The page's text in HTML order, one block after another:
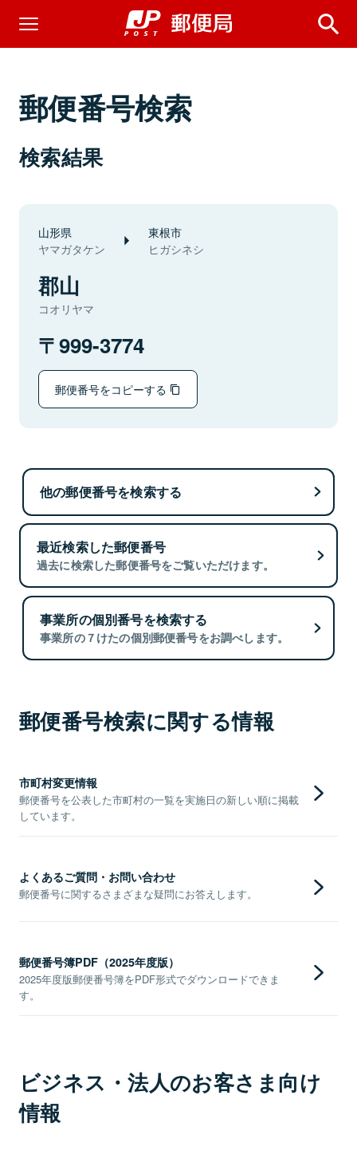
郵便番号検索
検索結果
山形県
ヤマガタケン
東根市
ヒガシネシ
郡山
コオリヤマ
999-3774
郵便番号をコピーする
他の郵便番号を検索する
最近検索した郵便番号
過去に検索した郵便番号をご覧いただけます。
事業所の個別番号を検索する
事業所の７けたの個別郵便番号をお調べします。
郵便番号検索に関する情報
市町村変更情報
郵便番号を公表した市町村の一覧を実施日の新しい順に掲載
しています。
よくあるご質問・お問い合わせ
郵便番号に関するさまざまな疑問にお答えします。
郵便番号簿PDF（2025年度版）
2025年度版郵便番号簿をPDF形式でダウンロードできま
す。
ビジネス・法人のお客さま向け
情報